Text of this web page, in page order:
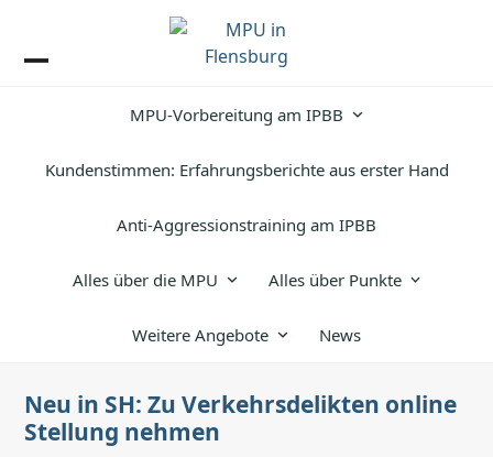
content
menu
menu
MPU-Vorbereitung am IPBB
Kundenstimmen: Erfahrungsberichte aus erster Hand
Anti-Aggressionstraining am IPBB
Alles über die MPU Alles über Punkte
Weitere Angebote News
Neu in SH: Zu Verkehrsdelikten online
Stellung nehmen